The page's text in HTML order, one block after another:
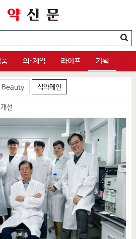
의·제약 라이프 기획
Beauty 식약메인
선